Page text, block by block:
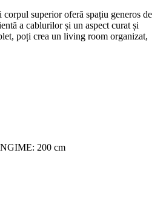
superior oferă spațiu generos de
a cablurilor și un aspect curat și
poți crea un living room organizat,
200 cm